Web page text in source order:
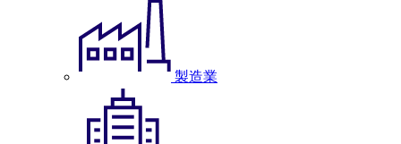
製造業